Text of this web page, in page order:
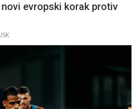
evropski korak protiv